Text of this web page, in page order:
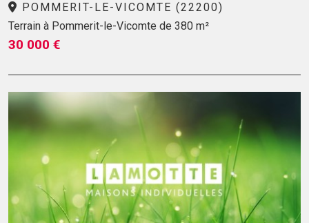
POMMERIT-LE-VICOMTE (22200)
Terrain à Pommerit-le-Vicomte de 380 m²
30 000 €